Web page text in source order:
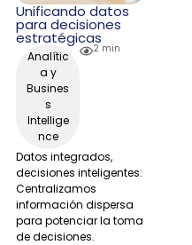
Unificando datos
para decisiones
estratégicas
Analític
a y
Busines
s
Intellige
nce
2 min
Datos integrados,
decisiones inteligentes:
Centralizamos
información dispersa
para potenciar la toma
de decisiones.